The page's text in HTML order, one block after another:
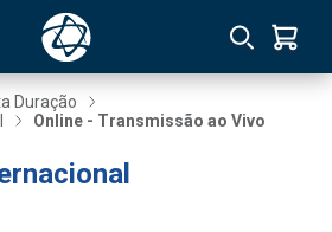
Duração
Online - Transmissão ao Vivo